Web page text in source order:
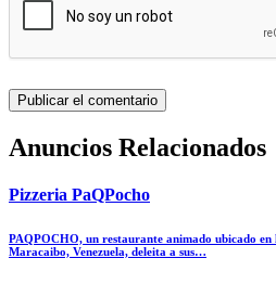
Anuncios Relacionados
Pizzeria PaQPocho
PAQPOCHO, un restaurante animado ubicado
Maracaibo, Venezuela, deleita a sus…